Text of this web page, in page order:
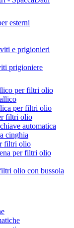
esterni
e prigionieri
prigioniere
per filtri olio
per filtri olio
filtri olio
automatica
cinghia
filtri olio
per filtri olio
olio con bussola